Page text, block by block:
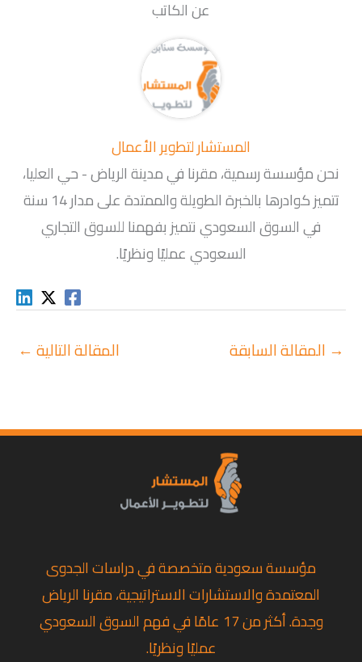
عن الكاتب
المستشار لتطوير الأعمال
نحن مؤسسة رسمية، مقرنا في مدينة الرياض - حي العليا،
تتميز كوادرها بالخبرة الطويلة والممتدة على مدار 14 سنة
في السوق السعودي نتميز بفهمنا للسوق التجاري
السعودي عمليًا ونظريًا.
→ المقالة السابقة المقالة التالية←
مؤسسة سعودية متخصصة في دراسات الجدوى
المعتمدة والاستشارات الاستراتيجية، مقرنا الرياض
وجدة. أكثر من 17 عامًا في فهم السوق السعودي
عمليًا ونظريًا.